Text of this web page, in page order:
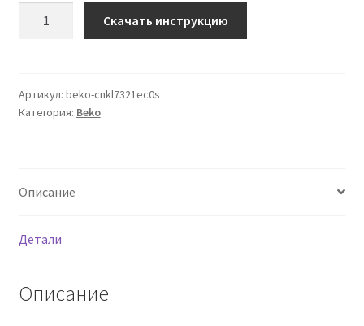
Beko
CNKL7321EC0S
Скачать инструкцию
Артикул: beko-cnkl7321ec0s
Категория: Beko
Описание
Детали
Описание